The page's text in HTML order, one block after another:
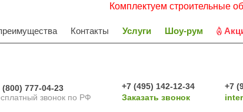
Комплектуем строительные объекты.
Контакты Услуги Шоу-рум
(800) 777-04-23
звонок по РФ
+7 (495) 142-12-34
Заказать звонок
+7